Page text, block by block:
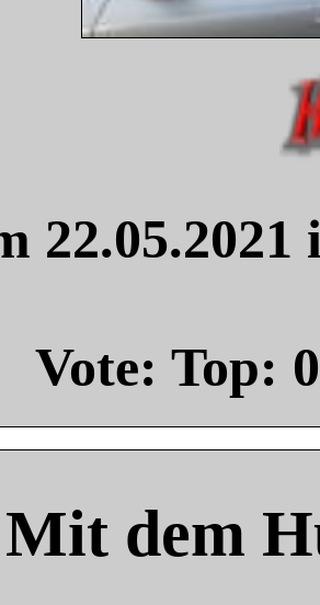
Vote: Top: 0
Mit dem